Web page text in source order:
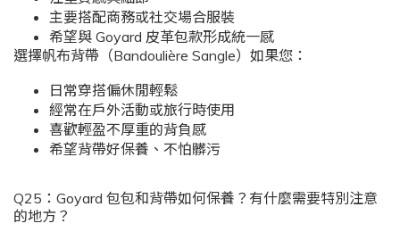
主要搭配商務或社交場合服裝
希望與 Goyard 皮革包款形成統一感
選擇帆布背帶（Bandoulière Sangle）如果您：
日常穿搭偏休閒輕鬆
經常在戶外活動或旅行時使用
喜歡輕盈不厚重的背負感
希望背帶好保養、不怕髒污
Q25：Goyard 包包和背帶如何保養？有什麼需要特別注意
的地方？